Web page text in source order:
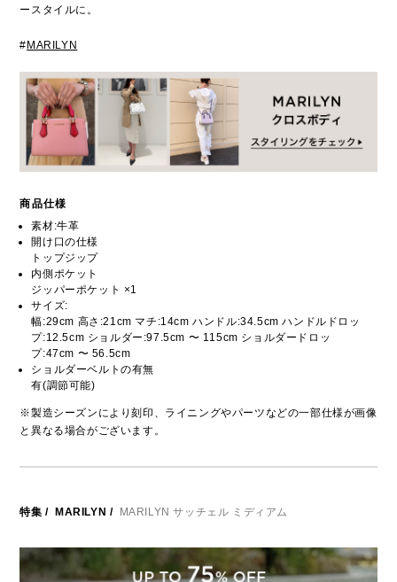
ースタイルに。
# MARILYN
商品仕様
素材:牛革
開け口の仕様
トップジップ
内側ポケット
ジッパーポケット ×1
サイズ:
幅:29cm 高さ:21cm マチ:14cm ハンドル:34.5cm ハンドルドロッ
プ:12.5cm ショルダー:97.5cm 〜 115cm ショルダードロッ
プ:47cm 〜 56.5cm
ショルダーベルトの有無
有(調節可能)
※製造シーズンにより刻印、ライニングやパーツなどの一部仕様が画像
と異なる場合がございます。
特集 / MARILYN / MARILYN サッチェル ミディアム